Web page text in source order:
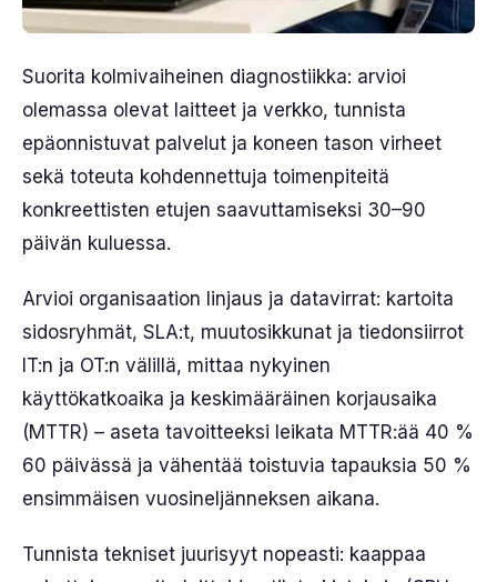
Suorita kolmivaiheinen diagnostiikka: arvioi
olemassa olevat laitteet ja verkko, tunnista
epäonnistuvat palvelut ja koneen tason virheet
sekä toteuta kohdennettuja toimenpiteitä
konkreettisten etujen saavuttamiseksi 30–90
päivän kuluessa.
Arvioi organisaation linjaus ja datavirrat: kartoita
sidosryhmät, SLA:t, muutosikkunat ja tiedonsiirrot
IT:n ja OT:n välillä, mittaa nykyinen
käyttökatkoaika ja keskimääräinen korjausaika
(MTTR) – aseta tavoitteeksi leikata MTTR:ää 40 %
60 päivässä ja vähentää toistuvia tapauksia 50 %
ensimmäisen vuosineljänneksen aikana.
Tunnista tekniset juurisyyt nopeasti: kaappaa